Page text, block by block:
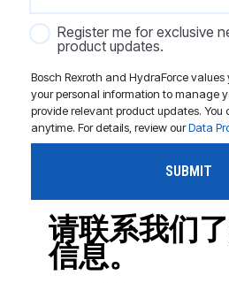
Register me for exclusive
product updates.
Bosch Rexroth and HydraForce values
your personal information to manage
provide relevant product updates. You
anytime. For details, review ourData
请联系我们
信息。